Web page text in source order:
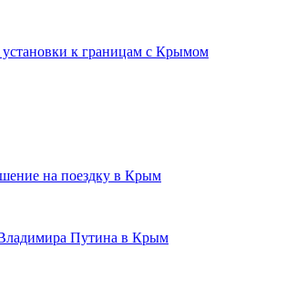
к границам с Крымом
на поездку в Крым
Путина в Крым